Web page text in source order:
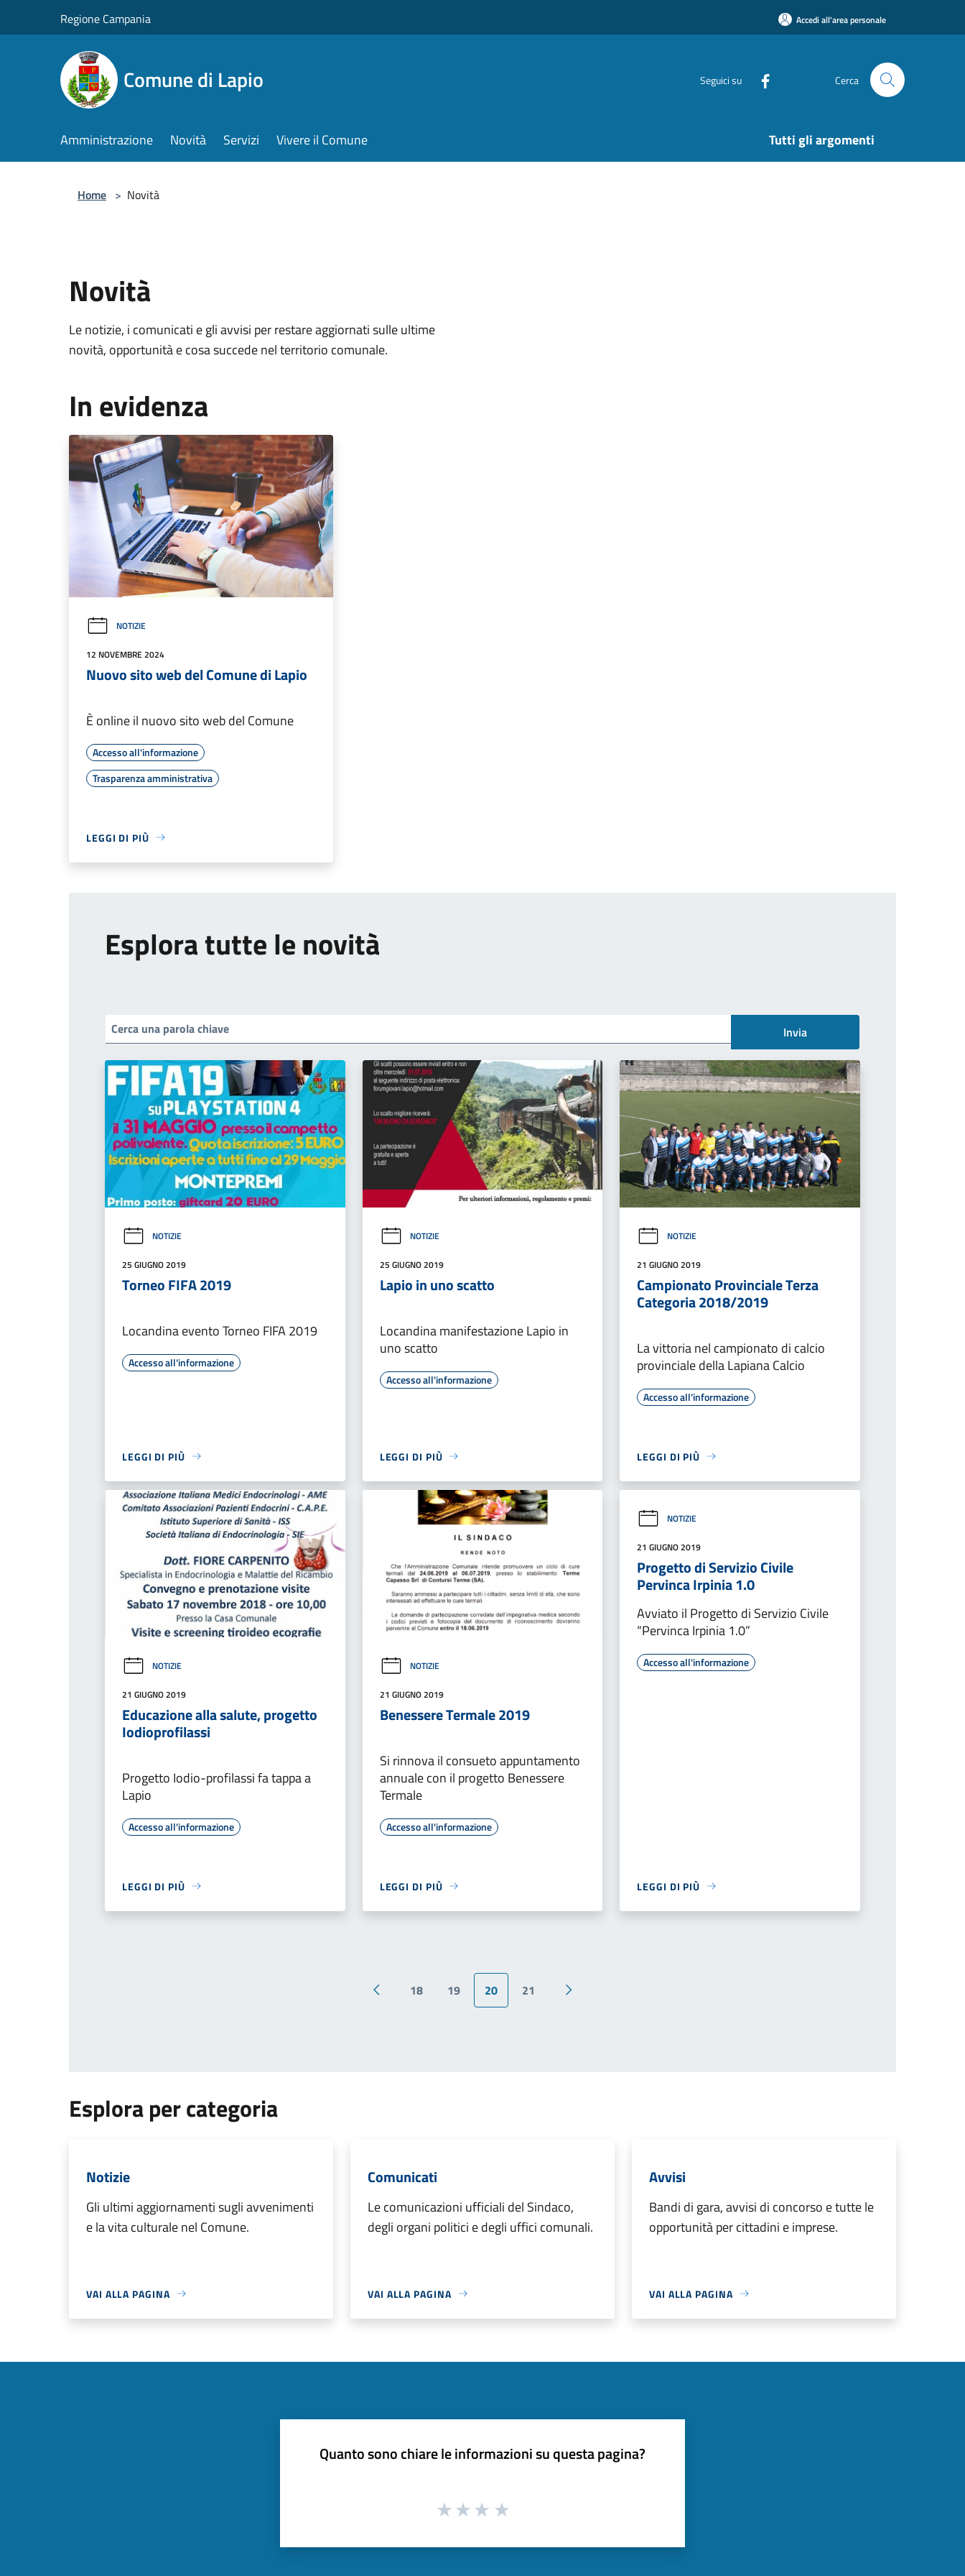
Regione Campania Accedi all'area personale
Comune di Lapio Seguici su Cerca
Amministrazione Novità Servizi Vivere il Comune Tutti gli argomenti
Home > Novità
Novità
Le notizie, i comunicati e gli avvisi per restare aggiornati sulle ultime
novità, opportunità e cosa succede nel territorio comunale.
In evidenza
NOTIZIE
12 NOVEMBRE 2024
Nuovo sito web del Comune di Lapio
È online il nuovo sito web del Comune
Accesso all'informazione
Trasparenza amministrativa
LEGGI DI PIÙ
Esplora tutte le novità
Invia
NOTIZIE
25 GIUGNO 2019
Torneo FIFA 2019
Locandina evento Torneo FIFA 2019
Accesso all'informazione
LEGGI DI PIÙ
NOTIZIE
25 GIUGNO 2019
Lapio in uno scatto
Locandina manifestazione Lapio in
uno scatto
Accesso all'informazione
LEGGI DI PIÙ
NOTIZIE
21 GIUGNO 2019
Campionato Provinciale Terza
Categoria 2018/2019
La vittoria nel campionato di calcio
provinciale della Lapiana Calcio
Accesso all'informazione
LEGGI DI PIÙ
NOTIZIE
21 GIUGNO 2019
Educazione alla salute, progetto
Iodioprofilassi
Progetto Iodio-profilassi fa tappa a
Lapio
Accesso all'informazione
LEGGI DI PIÙ
NOTIZIE
21 GIUGNO 2019
Benessere Termale 2019
Si rinnova il consueto appuntamento
annuale con il progetto Benessere
Termale
Accesso all'informazione
LEGGI DI PIÙ
NOTIZIE
21 GIUGNO 2019
Progetto di Servizio Civile
Pervinca Irpinia 1.0
Avviato il Progetto di Servizio Civile
“Pervinca Irpinia 1.0”
Accesso all'informazione
LEGGI DI PIÙ
Pagina precedente
18 19 20 21
Pagina successiva
Esplora per categoria
Notizie
Gli ultimi aggiornamenti sugli avvenimenti
e la vita culturale nel Comune.
VAI ALLA PAGINA
Comunicati
Le comunicazioni ufficiali del Sindaco,
degli organi politici e degli uffici comunali.
VAI ALLA PAGINA
Avvisi
Bandi di gara, avvisi di concorso e tutte le
opportunità per cittadini e imprese.
VAI ALLA PAGINA
Quanto sono chiare le informazioni su questa pagina?